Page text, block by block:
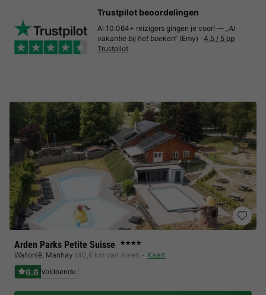
Arden Parks Petite Suisse ★★★★
Wallonië, Manhay (40,6 km van Amel) Kaart
6.6 Voldoende
Trustpilot beoordelingen
Al 10.064+ reizigers gingen je voor! — „Al
vakantie bij het boeken“ (Emy) · 4.5 / 5 op
Trustpilot